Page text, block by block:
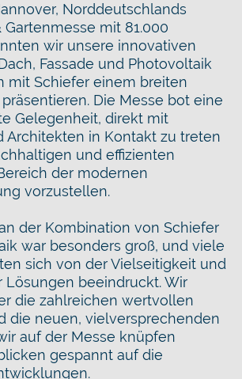
Norddeutschlands
mit 81.000
wir unsere innovativen
Fassade und Photovoltaik
mit Schiefer einem breiten
Die Messe bot eine
Gelegenheit, direkt mit
Architekten in Kontakt zu treten
und effizienten
der modernen
vorzustellen.
der Kombination von Schiefer
war besonders groß, und viele
sich von der Vielseitigkeit und
Lösungen beeindruckt. Wir
die zahlreichen wertvollen
die neuen, vielversprechenden
auf der Messe knüpfen
gespannt auf die